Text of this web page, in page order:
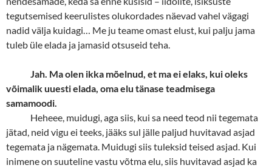
tegutsemised keerulistes olukordades näevad vahel vägagi
nadid välja kuidagi… Me ju teame omast elust, kui palju jama
tuleb üle elada ja jamasid otsuseid teha.
Jah. Ma olen ikka mõelnud, et ma ei elaks, kui oleks
võimalik uuesti elada, oma elu tänase teadmisega
samamoodi.
Heheee, muidugi, aga siis, kui sa need teod nii tegemata
jätad, neid vigu ei teeks, jääks sul jälle paljud huvitavad asjad
tegemata ja nägemata. Muidugi siis tuleksid teised asjad. Kui
inimene on suuteline vastu võtma elu, siis huvitavad asjad ka